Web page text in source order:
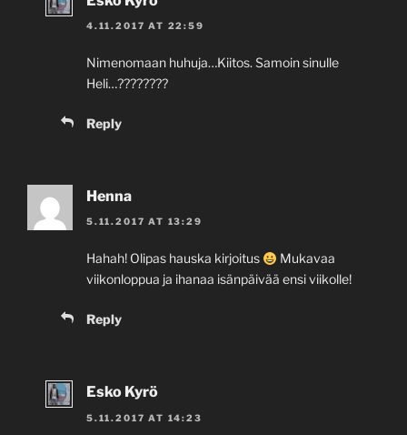
4.11.2017 AT 22:59
Nimenomaan huhuja…Kiitos. Samoin sinulle
Heli…????????
Reply
Henna
5.11.2017 AT 13:29
Hahah! Olipas hauska kirjoitus
Mukavaa
viikonloppua ja ihanaa isänpäivää ensi viikolle!
Reply
Esko Kyrö
5.11.2017 AT 14:23